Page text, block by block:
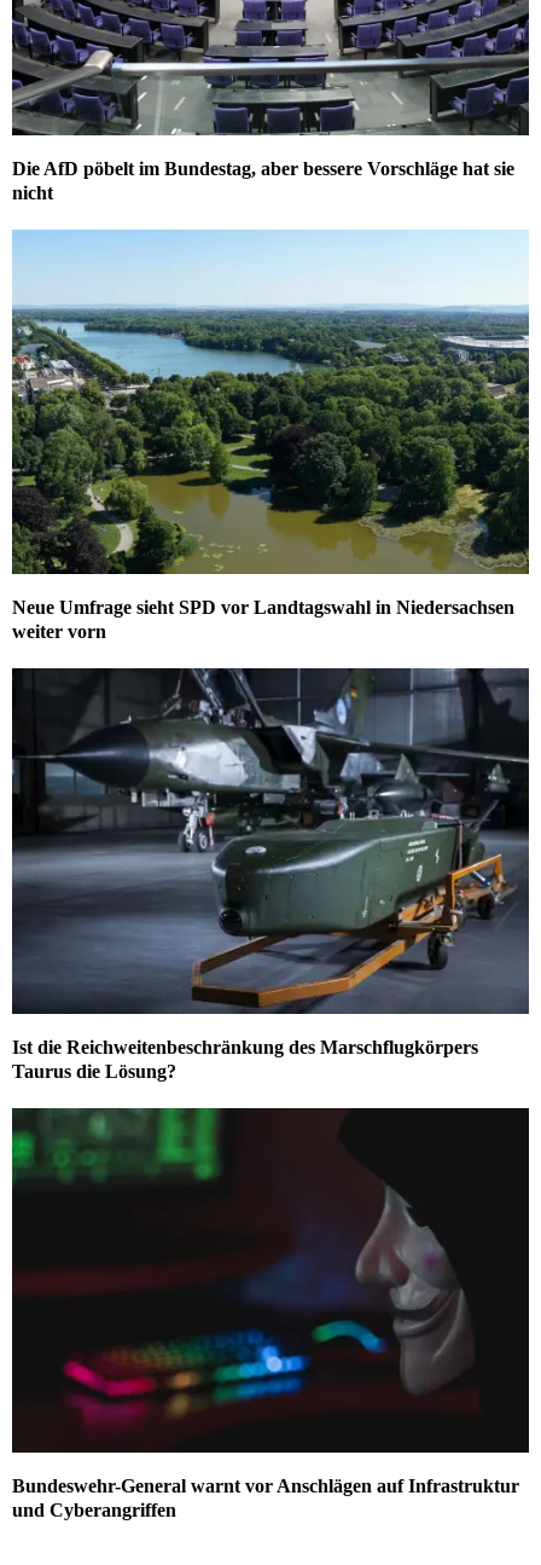
Die AfD pöbelt im Bundestag, aber bessere Vorschläge hat sie
nicht
Neue Umfrage sieht SPD vor Landtagswahl in Niedersachsen
weiter vorn
Ist die Reichweitenbeschränkung des Marschflugkörpers
Taurus die Lösung?
Bundeswehr-General warnt vor Anschlägen auf Infrastruktur
und Cyberangriffen